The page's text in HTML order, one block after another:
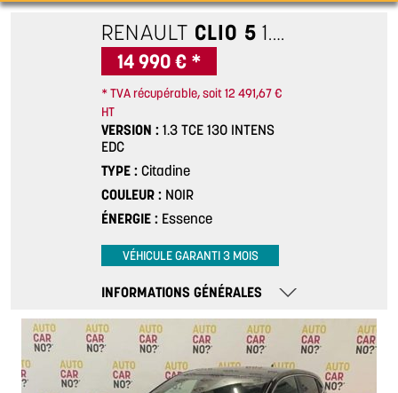
RENAULT CLIO 5 1.3 TCE 130 INTENS EDC
14 990 € *
* TVA récupérable, soit 12 491,67 €
HT
VERSION
1.3 TCE 130 INTENS
EDC
TYPE
Citadine
COULEUR
NOIR
ÉNERGIE
Essence
VÉHICULE GARANTI 3 MOIS
INFORMATIONS GÉNÉRALES